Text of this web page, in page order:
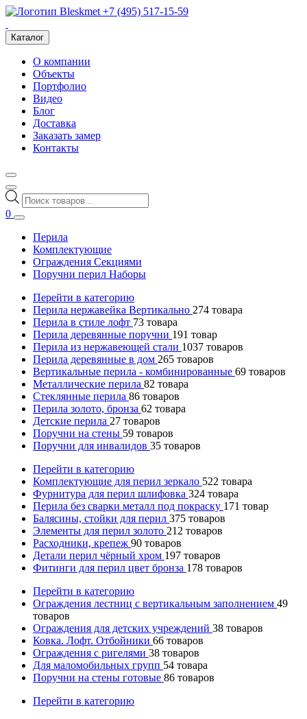
+7 (495) 517-15-59
Каталог
О компании
Объекты
Портфолио
Видео
Блог
Доставка
Заказать замер
Контакты
Поиск
товаров
0
Перила
Комплектующие
Ограждения Секциями
Поручни перил Наборы
Перейти в категорию
Перила нержавейка Вертикально 274 товара
Перила в стиле лофт 73 товара
Перила деревянные поручни 191 товар
Перила из нержавеющей стали 1037 товаров
Перила деревянные в дом 265 товаров
Вертикальные перила - комбинированные 69 товаров
Металлические перила 82 товара
Стеклянные перила 86 товаров
Перила золото, бронза 62 товара
Детские перила 27 товаров
Поручни на стены 59 товаров
Поручни для инвалидов 35 товаров
Перейти в категорию
Комплектующие для перил зеркало 522 товара
Фурнитура для перил шлифовка 324 товара
Перила без сварки металл под покраску 171 товар
Балясины, стойки для перил 375 товаров
Элементы для перил золото 212 товаров
Расходники, крепеж 90 товаров
Детали перил чёрный хром 197 товаров
Фитинги для перил цвет бронза 178 товаров
Перейти в категорию
Ограждения лестниц с вертикальным заполнением 49
товаров
Ограждения для детских учреждений 38 товаров
Ковка. Лофт. Отбойники 66 товаров
Ограждения с ригелями 38 товаров
Для маломобильных групп 54 товара
Поручни на стены готовые 86 товаров
Перейти в категорию